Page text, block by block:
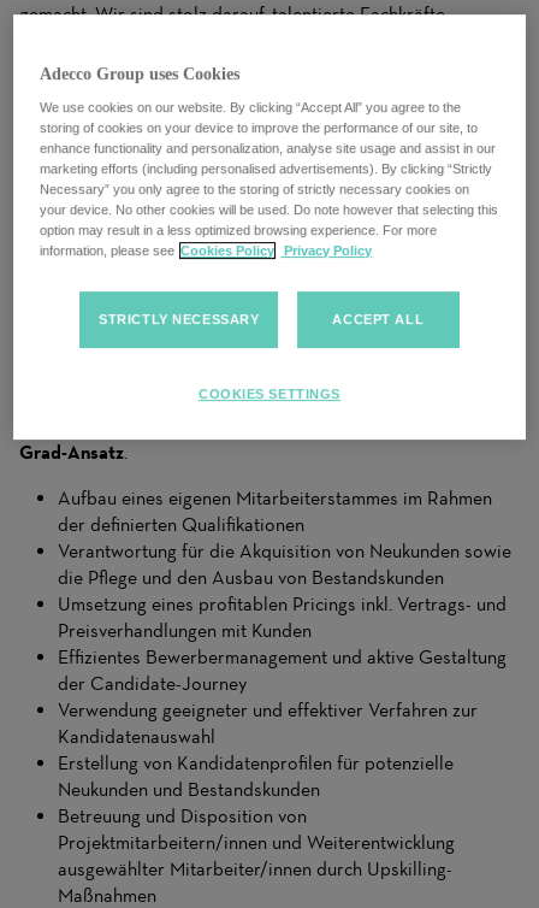
gemacht. Wir sind stolz darauf, talentierte Fachkräfte
setzen dabei auf innovative Ansätze und maßgeschneiderte
Getreu dem Motto „Customers at the heart“ stellen wir
unsere Kunden und Bewerber in den Mittelpunkt unserer
Aktivitäten, denn unser Ziel ist es, nicht nur offene Stellen zu
besetzen, sondern auch langfristige und erfüllende
Deine Aufgaben
Du verfolgst das Ziel der konsequenten Besetzung von
Arbeitnehmerüberlassung und verbindest die
Grad-Ansatz.
Aufbau eines eigenen Mitarbeiterstammes im Rahmen
der definierten Qualifikationen
Verantwortung für die Akquisition von Neukunden sowie
die Pflege und den Ausbau von Bestandskunden
Umsetzung eines profitablen Pricings inkl. Vertrags- und
Preisverhandlungen mit Kunden
Effizientes Bewerbermanagement und aktive Gestaltung
der Candidate-Journey
Verwendung geeigneter und effektiver Verfahren zur
Kandidatenauswahl
Erstellung von Kandidatenprofilen für potenzielle
Neukunden und Bestandskunden
Betreuung und Disposition von
Projektmitarbeitern/innen und Weiterentwicklung
ausgewählter Mitarbeiter/innen durch Upskilling-
Maßnahmen
Adecco Group uses Cookies
We use cookies on our website. By clicking “Accept All” you agree to the
storing of cookies on your device to improve the performance of our site, to
enhance functionality and personalization, analyse site usage and assist in our
marketing efforts (including personalised advertisements). By clicking “Strictly
Necessary” you only agree to the storing of strictly necessary cookies on
your device. No other cookies will be used. Do note however that selecting this
option may result in a less optimized browsing experience. For more
information, please see Cookies Policy Privacy Policy
STRICTLY NECESSARY ACCEPT ALL
COOKIES SETTINGS